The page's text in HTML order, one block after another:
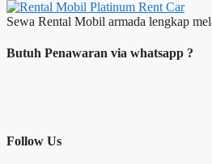
Sewa Rental Mobil armada lengkap
Butuh Penawaran via whatsapp ?
Follow Us